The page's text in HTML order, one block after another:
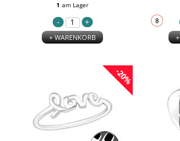
1 am Lager
+ WARENKORB
-20%